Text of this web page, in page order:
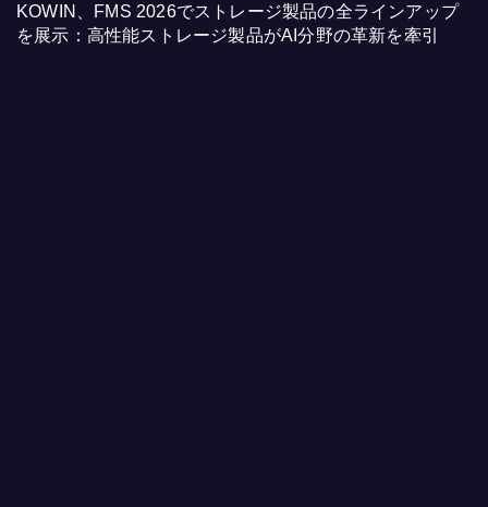
KOWIN、FMS 2026でストレージ製品の全ラインアップ
を展示：高性能ストレージ製品がAI分野の革新を牽引